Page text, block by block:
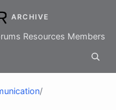
ARCHIVE
Resources Members
/